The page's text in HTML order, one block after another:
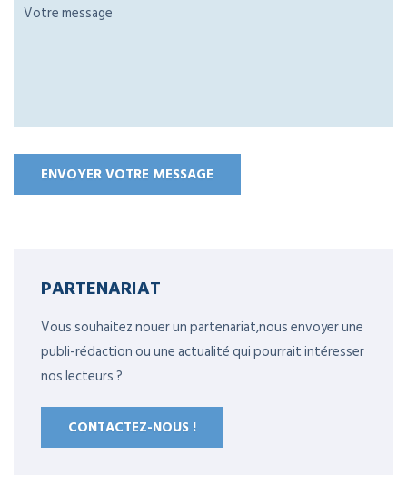
PARTENARIAT
Vous souhaitez nouer un partenariat,nous envoyer une
publi-rédaction ou une actualité qui pourrait intéresser
nos lecteurs ?
CONTACTEZ-NOUS !